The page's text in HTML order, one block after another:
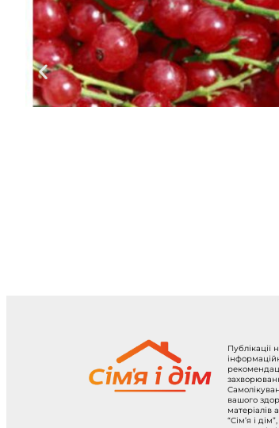
Публікації
вашого
матеріалів
“Сім’я і